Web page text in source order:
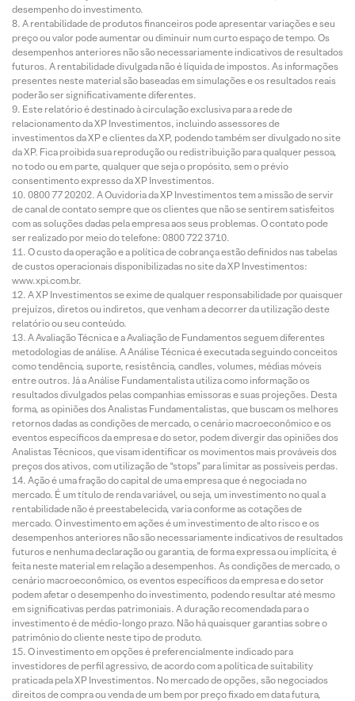
desempenho do investimento.
A rentabilidade de produtos financeiros pode apresentar variações e seu
preço ou valor pode aumentar ou diminuir num curto espaço de tempo. Os
desempenhos anteriores não são necessariamente indicativos de resultados
futuros. A rentabilidade divulgada não é líquida de impostos. As informações
presentes neste material são baseadas em simulações e os resultados reais
poderão ser significativamente diferentes.
Este relatório é destinado à circulação exclusiva para a rede de
relacionamento da XP Investimentos, incluindo assessores de
investimentos da XP e clientes da XP, podendo também ser divulgado no site
da XP. Fica proibida sua reprodução ou redistribuição para qualquer pessoa,
no todo ou em parte, qualquer que seja o propósito, sem o prévio
consentimento expresso da XP Investimentos.
0800 77 20202. A Ouvidoria da XP Investimentos tem a missão de servir
de canal de contato sempre que os clientes que não se sentirem satisfeitos
com as soluções dadas pela empresa aos seus problemas. O contato pode
ser realizado por meio do telefone: 0800 722 3710.
O custo da operação e a política de cobrança estão definidos nas tabelas
de custos operacionais disponibilizadas no site da XP Investimentos:
www.xpi.com.br.
A XP Investimentos se exime de qualquer responsabilidade por quaisquer
prejuízos, diretos ou indiretos, que venham a decorrer da utilização deste
relatório ou seu conteúdo.
A Avaliação Técnica e a Avaliação de Fundamentos seguem diferentes
metodologias de análise. A Análise Técnica é executada seguindo conceitos
como tendência, suporte, resistência, candles, volumes, médias móveis
entre outros. Já a Análise Fundamentalista utiliza como informação os
resultados divulgados pelas companhias emissoras e suas projeções. Desta
forma, as opiniões dos Analistas Fundamentalistas, que buscam os melhores
retornos dadas as condições de mercado, o cenário macroeconômico e os
eventos específicos da empresa e do setor, podem divergir das opiniões dos
Analistas Técnicos, que visam identificar os movimentos mais prováveis dos
preços dos ativos, com utilização de “stops” para limitar as possíveis perdas.
Ação é uma fração do capital de uma empresa que é negociada no
mercado. É um título de renda variável, ou seja, um investimento no qual a
rentabilidade não é preestabelecida, varia conforme as cotações de
mercado. O investimento em ações é um investimento de alto risco e os
desempenhos anteriores não são necessariamente indicativos de resultados
futuros e nenhuma declaração ou garantia, de forma expressa ou implícita, é
feita neste material em relação a desempenhos. As condições de mercado, o
cenário macroeconômico, os eventos específicos da empresa e do setor
podem afetar o desempenho do investimento, podendo resultar até mesmo
em significativas perdas patrimoniais. A duração recomendada para o
investimento é de médio-longo prazo. Não há quaisquer garantias sobre o
patrimônio do cliente neste tipo de produto.
O investimento em opções é preferencialmente indicado para
investidores de perfil agressivo, de acordo com a política de suitability
praticada pela XP Investimentos. No mercado de opções, são negociados
direitos de compra ou venda de um bem por preço fixado em data futura,